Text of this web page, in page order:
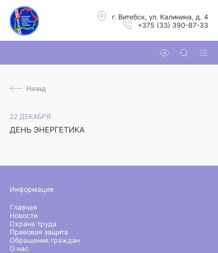
г. Витебск, ул. Калинина, д. 4
+375 (33) 390-87-33
Назад
22 ДЕКАБРЯ
ДЕНЬ ЭНЕРГЕТИКА
Информация
Главная
Новости
Охрана труда
Правовая защита
Обращения граждан
О нас